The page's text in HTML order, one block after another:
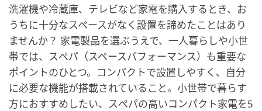
洗濯機や冷蔵庫、テレビなど家電を購入するとき、お
うちに十分なスペースがなく設置を諦めたことはあり
ませんか？ 家電製品を選ぶうえで、一人暮らしや小世
帯では、スぺパ（スペースパフォーマンス）も重要な
ポイントのひとつ。コンパクトで設置しやすく、自分
に必要な機能が搭載されていること。小世帯で暮らす
方におすすめしたい、スぺパの高いコンパクト家電を5